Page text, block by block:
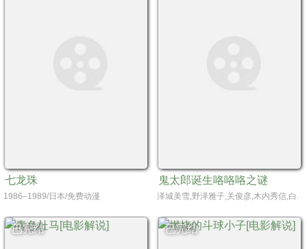
七龙珠
1986–1989/日本/免费动漫
鬼太郎诞生咯咯咯之谜
泽城美雪,野泽雅子,关俊彦,木内秀信,白
已完结 已完结